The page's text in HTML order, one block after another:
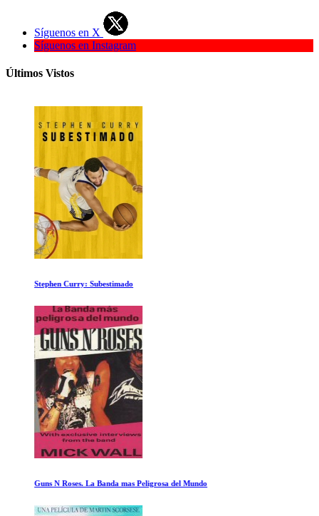
Síguenos en X
Síguenos en Instagram
Últimos Vistos
Stephen Curry: Subestimado
Guns N Roses. La Banda mas Peligrosa del Mundo